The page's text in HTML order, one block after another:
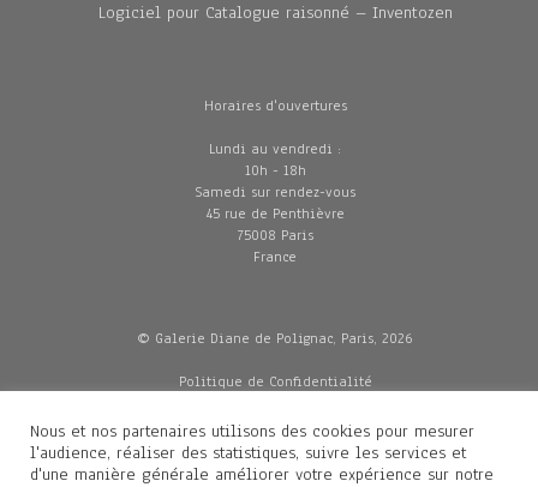
Logiciel pour Catalogue raisonné – Inventozen
Horaires d'ouvertures
Lundi au vendredi :
10h - 18h
Samedi sur rendez-vous
45 rue de Penthièvre
75008 Paris
France
© Galerie Diane de Polignac, Paris, 2026
Politique de Confidentialité
Mentions légales
Livraisons
Nous et nos partenaires utilisons des cookies pour mesurer
l'audience, réaliser des statistiques, suivre les services et
d'une manière générale améliorer votre expérience sur notre